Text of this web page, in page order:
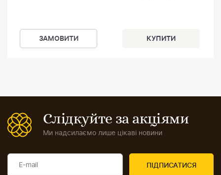
ЗАМОВИТИ
Слідкуйте за акціями
Ми надсилаємо лише цікаві новини